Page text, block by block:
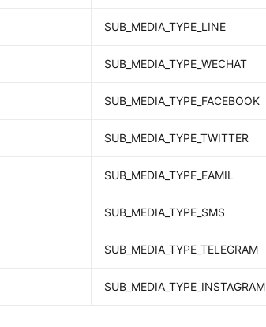
SUB_MEDIA_TYPE_LINE
SUB_MEDIA_TYPE_WECHAT
SUB_MEDIA_TYPE_FACEBOOK
SUB_MEDIA_TYPE_TWITTER
SUB_MEDIA_TYPE_EAMIL
SUB_MEDIA_TYPE_SMS
SUB_MEDIA_TYPE_TELEGRAM
SUB_MEDIA_TYPE_INSTAGRAM